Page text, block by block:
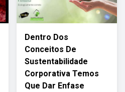
Dentro Dos
Conceitos De
Sustentabilidade
Corporativa Temos
Que Dar Enfase